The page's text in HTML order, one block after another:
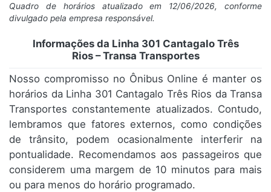
Quadro de horários atualizado em 12/06/2026, conforme
divulgado pela empresa responsável.
Informações da Linha 301 Cantagalo Três
Rios – Transa Transportes
Nosso compromisso no Ônibus Online é manter os
horários da Linha 301 Cantagalo Três Rios da Transa
Transportes constantemente atualizados. Contudo,
lembramos que fatores externos, como condições
de trânsito, podem ocasionalmente interferir na
pontualidade. Recomendamos aos passageiros que
considerem uma margem de 10 minutos para mais
ou para menos do horário programado.